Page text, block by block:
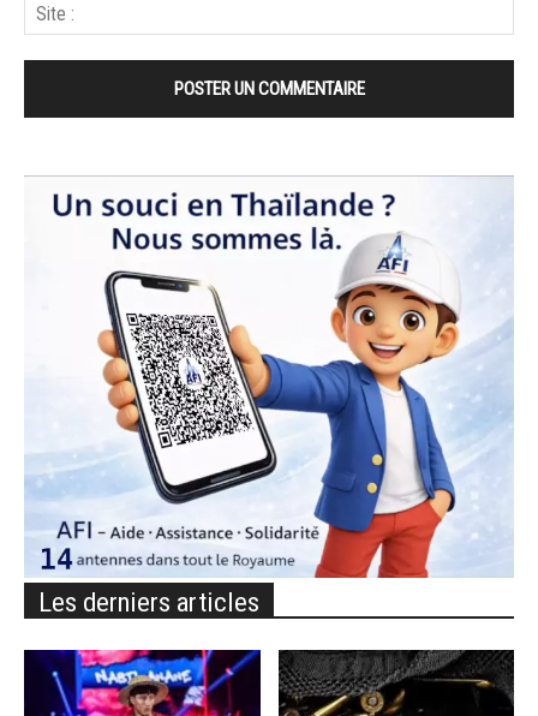
Les derniers articles